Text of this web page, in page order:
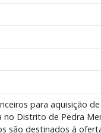
para aquisição
no Distrito de Pedra
são destinados à